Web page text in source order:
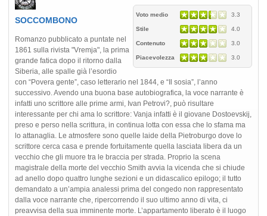
Voto medio 3.3
Stile 4.0
Contenuto 3.0
Piacevolezza 3.0
SOCCOMBONO
Romanzo pubblicato a puntate nel
1861 sulla rivista "Vremja", la prima
grande fatica dopo il ritorno dalla
Siberia, alle spalle già l’esordio
con “Povera gente”, caso letterario nel 1844, e “Il sosia”, l’anno
successivo. Avendo una buona base autobiografica, la voce narrante è
infatti uno scrittore alle prime armi, Ivan Petrovi?, può risultare
interessante per chi ama lo scrittore: Vanja infatti è il giovane Dostoevskij,
preso e perso nella scrittura, in continua lotta con essa che lo sfama ma
lo attanaglia. Le atmosfere sono quelle laide della Pietroburgo dove lo
scrittore cerca casa e prende fortuitamente quella lasciata libera da un
vecchio che gli muore tra le braccia per strada. Proprio la scena
magistrale della morte del vecchio Smith avvia la vicenda che si chiude
ad anello dopo quattro lunghe sezioni e un didascalico epilogo; il tutto
demandato a un’ampia analessi prima del congedo non rappresentato
dalla voce narrante che, ripercorrendo il suo ultimo anno di vita, ci
preavvisa della sua imminente morte. L’appartamento liberato è il luogo